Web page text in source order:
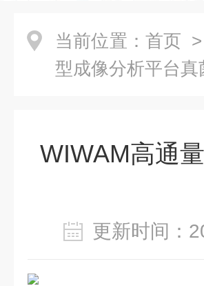
当前位置： 首页 >
型成像分析平台真
WIWAM高通
更新时间